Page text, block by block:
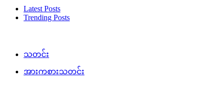
Latest Posts
Trending Posts
သတင်း
အားကစားသတင်း